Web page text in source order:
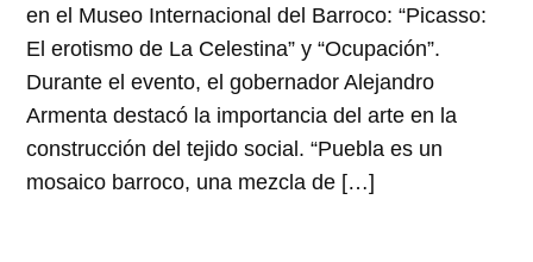
en el Museo Internacional del Barroco: “Picasso:
El erotismo de La Celestina” y “Ocupación”.
Durante el evento, el gobernador Alejandro
Armenta destacó la importancia del arte en la
construcción del tejido social. “Puebla es un
mosaico barroco, una mezcla de […]